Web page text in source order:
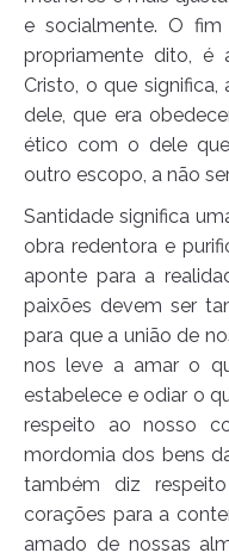
e socialmente. O
propriamente dito, é
Cristo, o que
dele, que era
ético com o dele
outro escopo, a não
Santidade significa
obra redentora e
aponte para a
paixões devem ser
para que a união de
nos leve a amar o
estabelece e odiar o
respeito ao nosso
mordomia dos bens
também diz
corações para a
amado de nossas